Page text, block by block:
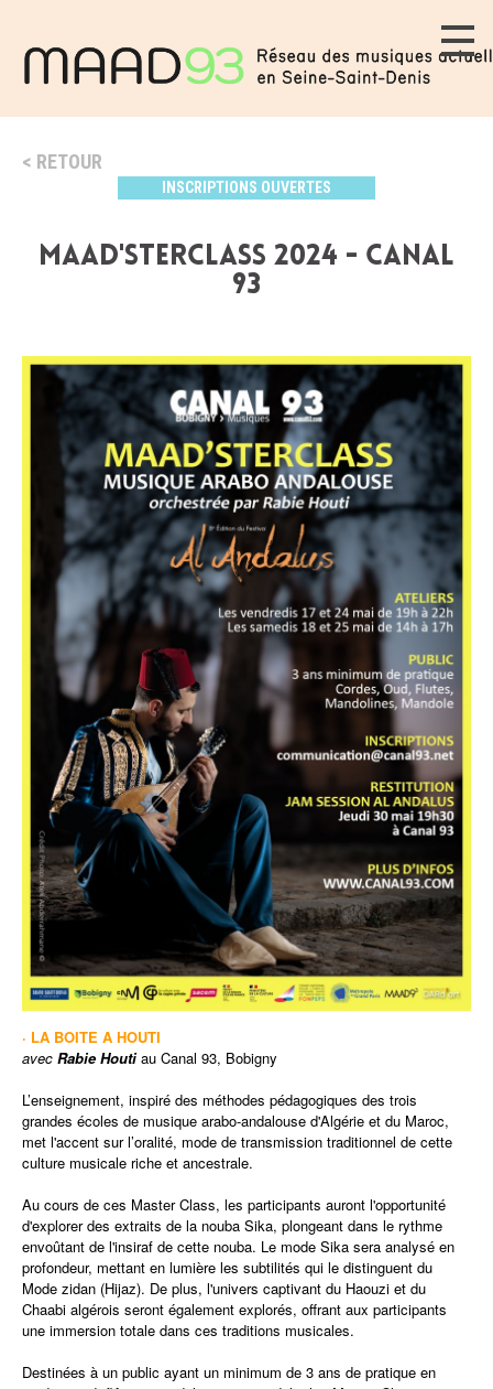
RETOUR
INSCRIPTIONS OUVERTES
MAAD'STERCLASS 2024 - CANAL
93
· LA BOITE A HOUTI
avec Rabie Houti au Canal 93, Bobigny
L’enseignement, inspiré des méthodes pédagogiques des trois
grandes écoles de musique arabo-andalouse d'Algérie et du Maroc,
met l'accent sur l’oralité, mode de transmission traditionnel de cette
culture musicale riche et ancestrale.
Au cours de ces Master Class, les participants auront l'opportunité
d'explorer des extraits de la nouba Sika, plongeant dans le rythme
envoûtant de l'insiraf de cette nouba. Le mode Sika sera analysé en
profondeur, mettant en lumière les subtilités qui le distinguent du
Mode zidan (Hijaz). De plus, l'univers captivant du Haouzi et du
Chaabi algérois seront également explorés, offrant aux participants
une immersion totale dans ces traditions musicales.
Destinées à un public ayant un minimum de 3 ans de pratique en